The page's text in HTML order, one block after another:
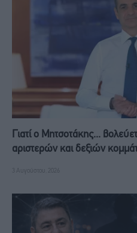
Γιατί ο Μητσοτάκης...
αριστερών και δεξιών
3 Αυγούστου, 2026